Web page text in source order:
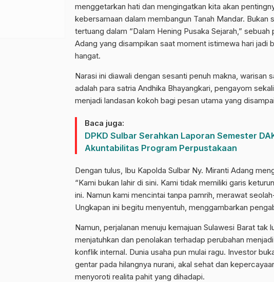
menggetarkan hati dan mengingatkan kita akan
kebersamaan dalam membangun Tanah Mandar. Bukan
tertuang dalam “Dalam Hening Pusaka Sejarah,”
Adang yang disampikan saat moment istimewa hari jadi
hangat.
Narasi ini diawali dengan sesanti penuh makna, warisan
adalah para satria Andhika Bhayangkari, pengayom
menjadi landasan kokoh bagi pesan utama yang
Baca juga:
DPKD Sulbar Serahkan Laporan Semester
Akuntabilitas Program Perpustakaan
Dengan tulus, Ibu Kapolda Sulbar Ny. Miranti Adang
“Kami bukan lahir di sini. Kami tidak memiliki garis
ini. Namun kami mencintai tanpa pamrih, merawat
Ungkapan ini begitu menyentuh, menggambarkan
Namun, perjalanan menuju kemajuan Sulawesi Barat
menjatuhkan dan penolakan terhadap perubahan
konflik internal. Dunia usaha pun mulai ragu. Investor
gentar pada hilangnya nurani, akal sehat dan
menyoroti realita pahit yang dihadapi.